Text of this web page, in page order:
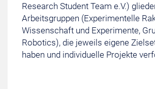
Research Student Team e.V.)
Arbeitsgruppen (Experimentelle
Wissenschaft und Experimente,
Robotics), die jeweils eigene
haben und individuelle Projekte